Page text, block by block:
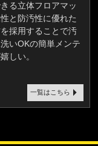
る立体フロアマッ
性と防汚性に優れた
採用することで汚
いOKの簡単メンテ
しい。
一覧はこちら